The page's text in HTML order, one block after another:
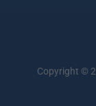
Copyright ©